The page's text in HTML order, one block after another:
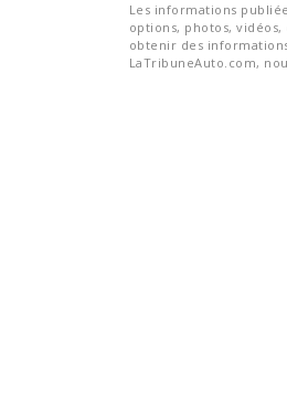
Les informations
options, photos,
obtenir des
LaTribuneAuto.com,